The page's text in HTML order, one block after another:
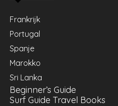
Frankrijk
Portugal
Spanje
Marokko
Sri Lanka
Beginner’s Guide
Surf Guide Travel Books